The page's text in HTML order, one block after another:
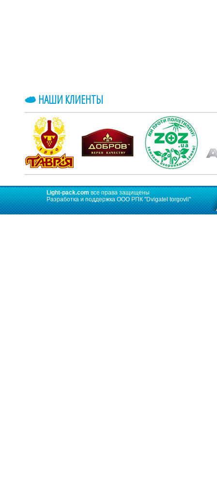
НАШИ КЛИЕНТЫ
Light-pack.com все права защищены
Разработка и поддержка ООО РПК"Dvigatel torgovli"